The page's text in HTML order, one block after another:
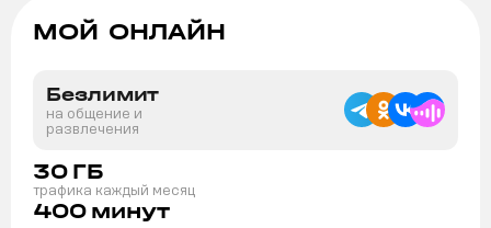
МОЙ ОНЛАЙН
Безлимит
на общение и
развлечения
30 ГБ
трафика каждый месяц
400 минут